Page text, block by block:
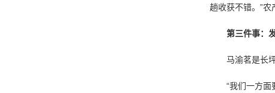
趟收获不错。”农
第三件事：
马渝茗是长坪
“我们一方面要